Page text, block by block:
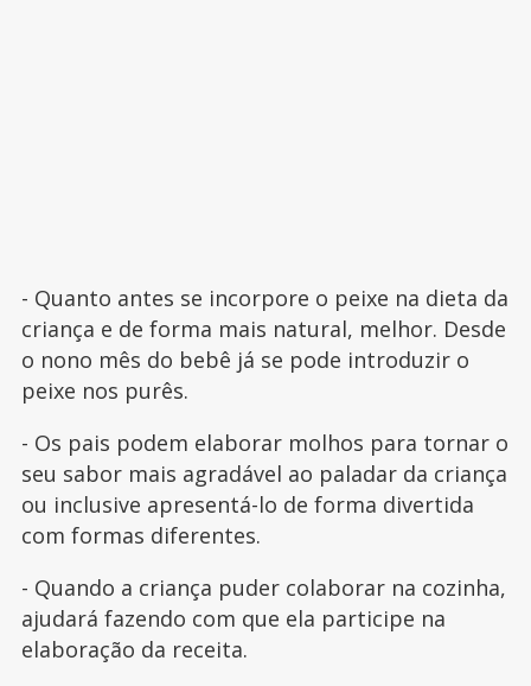
- Quanto antes se incorpore o peixe na dieta da
criança e de forma mais natural, melhor. Desde
o nono mês do bebê já se pode introduzir o
peixe nos purês.
- Os pais podem elaborar molhos para tornar o
seu sabor mais agradável ao paladar da criança
ou inclusive apresentá-lo de forma divertida
com formas diferentes.
- Quando a criança puder colaborar na cozinha,
ajudará fazendo com que ela participe na
elaboração da receita.